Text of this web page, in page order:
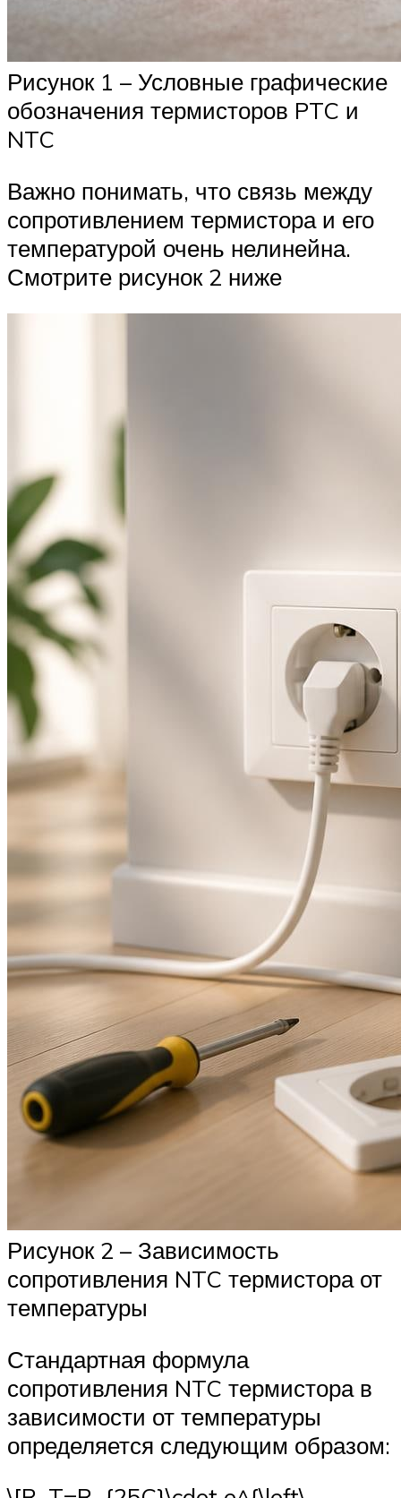
Рисунок 1 – Условные графические
обозначения термисторов PTC и
NTC
Важно понимать, что связь между
сопротивлением термистора и его
температурой очень нелинейна.
Смотрите рисунок 2 ниже
Рисунок 2 – Зависимость
сопротивления NTC термистора от
температуры
Стандартная формула
сопротивления NTC термистора в
зависимости от температуры
определяется следующим образом: